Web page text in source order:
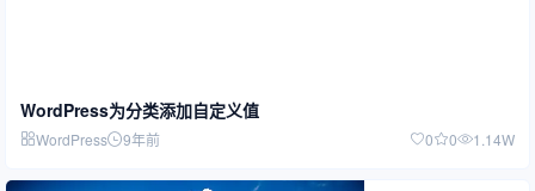
WordPress为分类添加自定义值
WordPress 9年前 0 0 1.14W